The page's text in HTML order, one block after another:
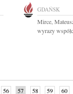
GDAŃSK
Mirce,
wyrazy
56 57 58 59 60